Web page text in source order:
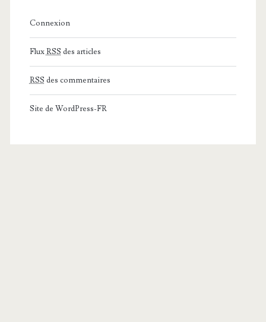
Connexion
FluxRSS des articles
RSS des commentaires
Site de WordPress-FR